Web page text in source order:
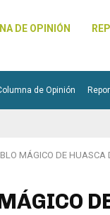
DE OPINIÓN
de Opinión
MÁGICO DE HUASCA